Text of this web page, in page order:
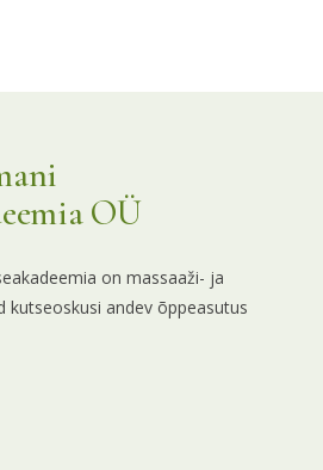
OÜ
on massaaži- ja
kutseoskusi andev õppeasutus